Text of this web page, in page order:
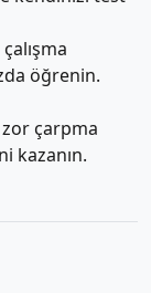
öğrenin.
zor çarpma
kazanın.